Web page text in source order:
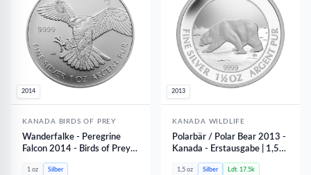
2014
KANADA BIRDS OF PREY
Wanderfalke - Peregrine
Falcon 2014 - Birds of Prey |
1oz Silber
1 oz Silber
2013
KANADA WILDLIFE
Polarbär / Polar Bear 2013 -
Kanada - Erstausgabe | 1,5
oz Silber
1,5 oz Silber Ldt. 17.5k